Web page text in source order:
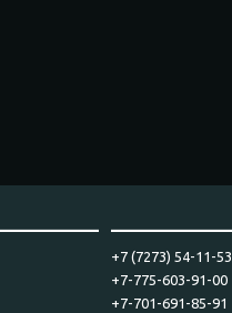
+7 (7273) 54-11-53
+7-775-603-91-00
+7-701-691-85-91